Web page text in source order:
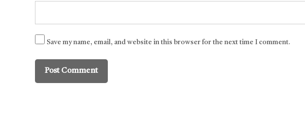
Save my name, email, and website in this browser for the next time I comment.